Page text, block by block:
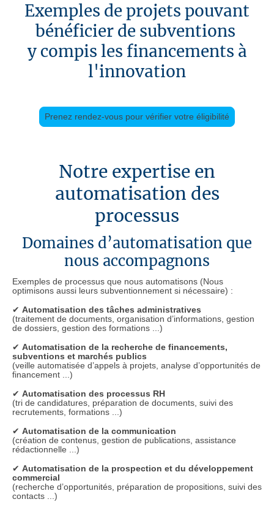
Exemples de projets pouvant
bénéficier de subventions
y compis les financements à
l'innovation
Prenez rendez-vous pour vérifier votre éligibilité
Notre expertise en
automatisation des
processus
Domaines d’automatisation que
nous accompagnons
Exemples de processus que nous automatisons (Nous
optimisons aussi leurs subventionnement si nécessaire) :
✔ Automatisation des tâches administratives
(traitement de documents, organisation d’informations, gestion
de dossiers, gestion des formations ...)
✔ Automatisation de la recherche de financements,
subventions et marchés publics
(veille automatisée d’appels à projets, analyse d’opportunités de
financement ...)
✔ Automatisation des processus RH
(tri de candidatures, préparation de documents, suivi des
recrutements, formations ...)
✔ Automatisation de la communication
(création de contenus, gestion de publications, assistance
rédactionnelle ...)
✔ Automatisation de la prospection et du développement
commercial
(recherche d’opportunités, préparation de propositions, suivi des
contacts ...)